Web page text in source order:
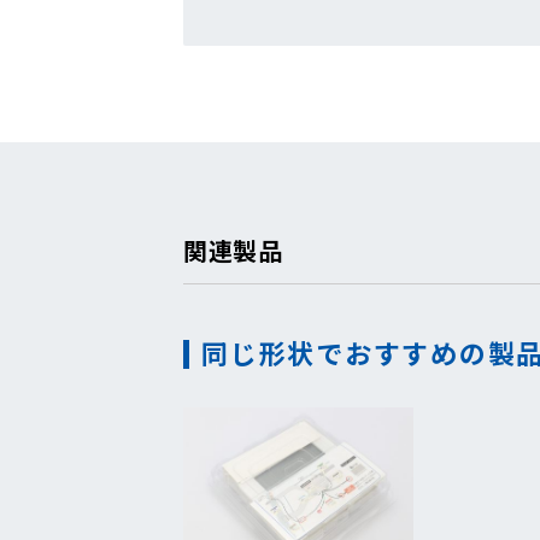
関連製品
同じ形状でおすすめの製